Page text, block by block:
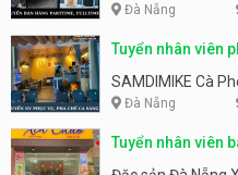
Đà Nẵng
Tuyển nhân viên
SAMDIMIKE Cà
Đà Nẵng
Tuyển nhân viên
Nẵng